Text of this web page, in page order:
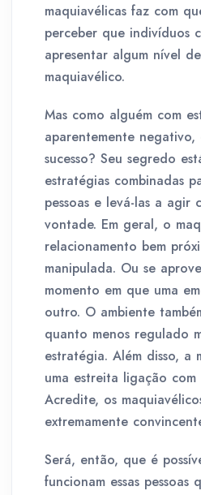
maquiavélicas faz com
perceber que indivíduos
apresentar algum nível
maquiavélico.
Mas como alguém com
aparentemente negativo,
sucesso? Seu segredo
estratégias combinadas
pessoas e levá-las a agir
vontade. Em geral, o
relacionamento bem
manipulada. Ou se
momento em que uma
outro. O ambiente
quanto menos regulado
estratégia. Além disso, a
uma estreita ligação com
Acredite, os
extremamente
Será, então, que é
funcionam essas pessoas